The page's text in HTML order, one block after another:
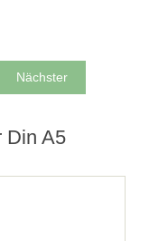
Nächster
Din A5